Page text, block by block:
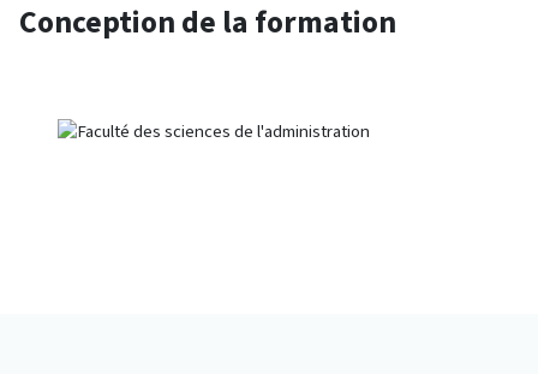
Conception de la formation